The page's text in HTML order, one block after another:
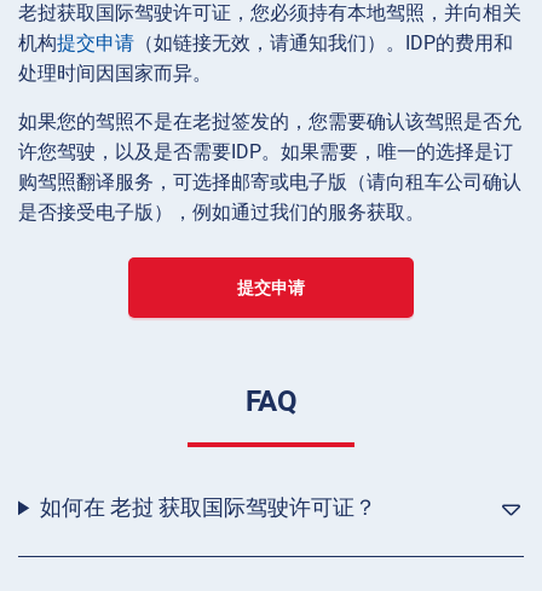
老挝获取国际驾驶许可证，您必须持有本地驾照，并向相关
机构提交申请 （如链接无效，请通知我们）。IDP的费用和
处理时间因国家而异。
如果您的驾照不是在老挝签发的，您需要确认该驾照是否允
许您驾驶，以及是否需要IDP。如果需要，唯一的选择是订
购驾照翻译服务，可选择邮寄或电子版（请向租车公司确认
是否接受电子版），例如通过我们的服务获取。
提交申请
FAQ
如何在 老挝 获取国际驾驶许可证？